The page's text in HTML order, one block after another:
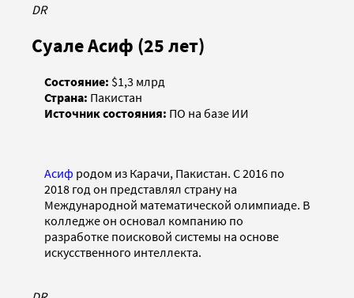
DR
Суале Асиф (25 лет)
Состояние: $1,3 млрд
Страна: Пакистан
Источник состояния: ПО на базе ИИ
Асиф родом из Карачи, Пакистан. С 2016 по
2018 год он представлял страну на
Международной математической олимпиаде. В
колледже он основал компанию по
разработке поисковой системы на основе
искусственного интеллекта.